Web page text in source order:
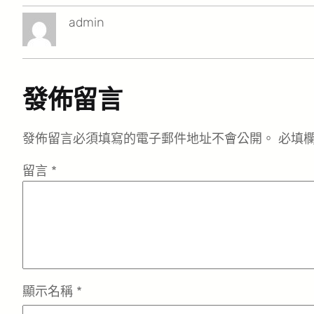
admin
發佈留言
發佈留言必須填寫的電子郵件地址不會公開。 必填
留言 *
顯示名稱 *